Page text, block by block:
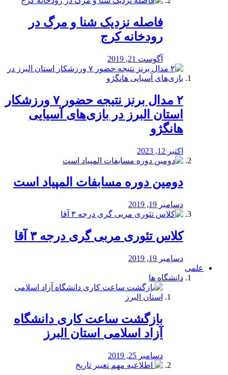
️فاصله نزدیک شنا و مرگ در
رودخانه کرج
آگوست 21, 2019
۲ مدال برنز نتیجه حضور ۷ ورزشکار
استان البرز در بازی‌های آسیایی
هانگژو
اکتبر 12, 2023
دومین دوره مسابفات المپیاد است
دسامبر 19, 2019
کلاس تئوری مربی گری درجه ۳ آقا
دسامبر 19, 2019
علمی
دانشگاه ها
بازگشت ساعت کاری دانشگاه
آزاد اسلامی استان البرز
دسامبر 25, 2019